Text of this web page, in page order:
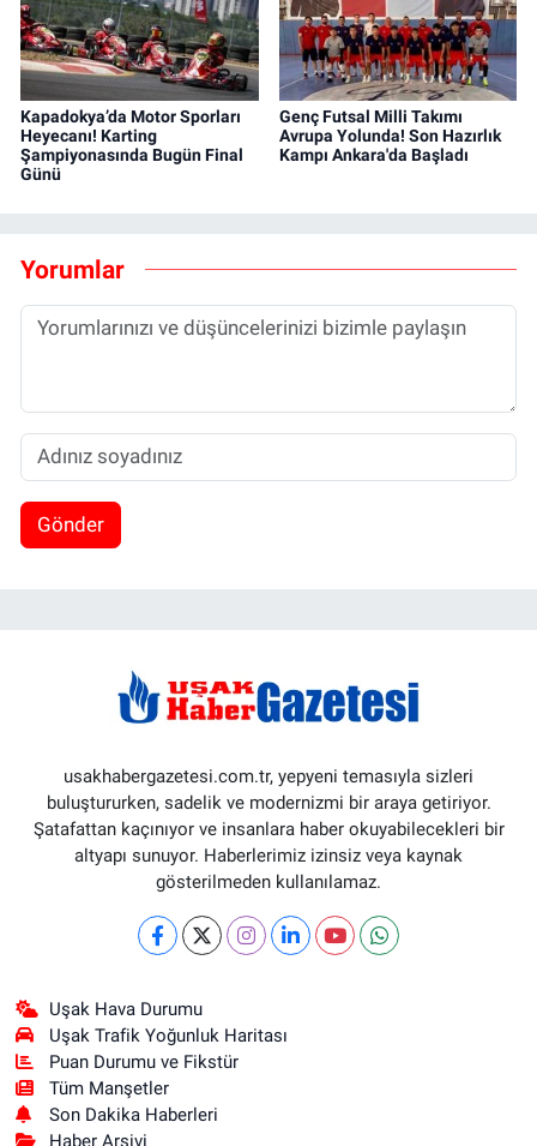
Kapadokya’da Motor Sporları
Heyecanı! Karting
Şampiyonasında Bugün Final
Günü
Genç Futsal Milli Takımı
Avrupa Yolunda! Son Hazırlık
Kampı Ankara'da Başladı
Yorumlar
Gönder
usakhabergazetesi.com.tr, yepyeni temasıyla sizleri
buluştururken, sadelik ve modernizmi bir araya getiriyor.
Şatafattan kaçınıyor ve insanlara haber okuyabilecekleri bir
altyapı sunuyor. Haberlerimiz izinsiz veya kaynak
gösterilmeden kullanılamaz.
Uşak Hava Durumu
Uşak Trafik Yoğunluk Haritası
Puan Durumu ve Fikstür
Tüm Manşetler
Son Dakika Haberleri
Haber Arşivi